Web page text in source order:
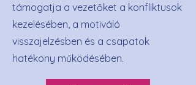
támogatja a vezetőket a konfliktusok
kezelésében, a motiváló
visszajelzésben és a csapatok
hatékony működésében.